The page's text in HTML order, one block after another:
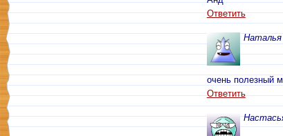
Ответить
Наталья
очень полезный
Ответить